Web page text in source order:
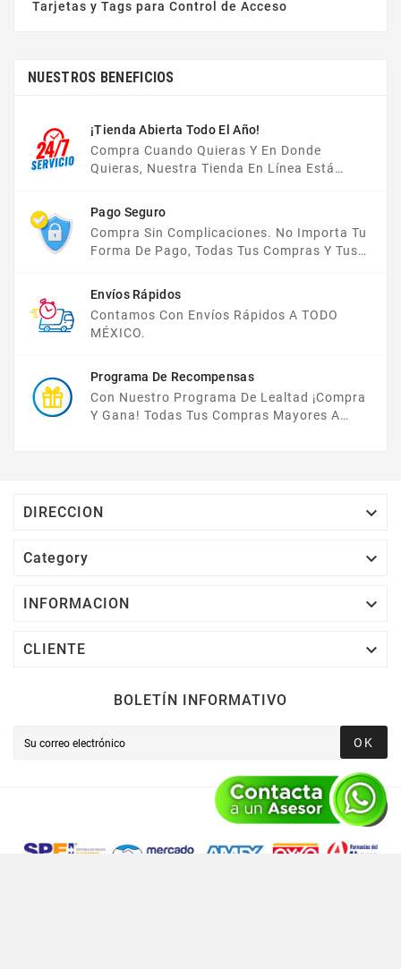
Tarjetas y Tags para Control de Acceso
NUESTROS BENEFICIOS
¡Tienda Abierta Todo El Año!
Compra Cuando Quieras Y En Donde
Quieras, Nuestra Tienda En Línea Está
Pago Seguro
Compra Sin Complicaciones. No Importa Tu
Forma De Pago, Todas Tus Compras Y Tus
Envíos Rápidos
Contamos Con Envíos Rápidos A TODO
MÉXICO.
Programa De Recompensas
Con Nuestro Programa De Lealtad ¡compra
Y Gana! Todas Tus Compras Mayores A
DIRECCION 
Category 
INFORMACION 
CLIENTE 
BOLETÍN INFORMATIVO
OK